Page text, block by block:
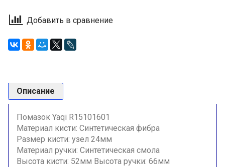
Добавить в сравнение
Описание
Помазок Yaqi R15101601
Материал кисти: Синтетическая фибра
Размер кисти: узел 24мм
Материал ручки: Синтетическая смола
Высота кисти: 52мм Высота ручки: 66мм